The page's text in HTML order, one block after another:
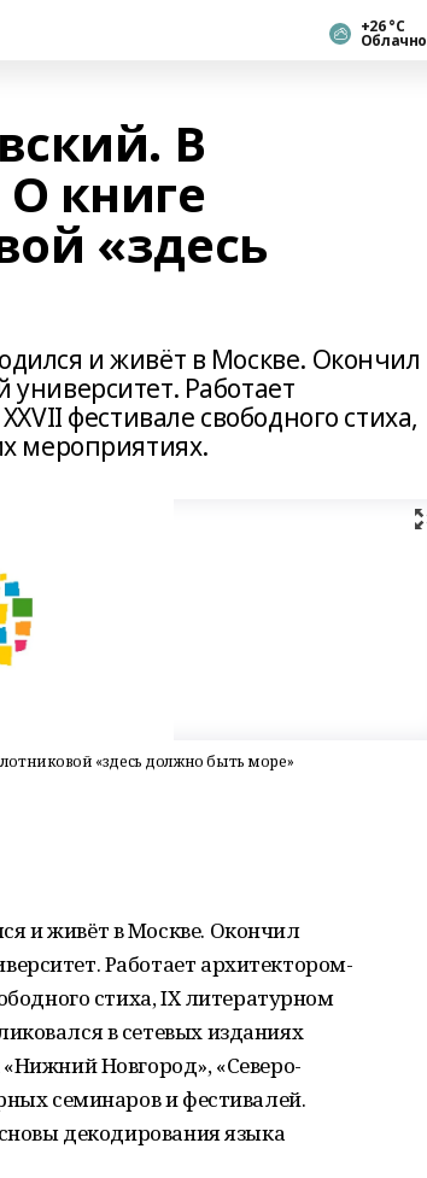
+26 °С
Облачно
В
книге
«здесь
и живёт в Москве. Окончил
Работает
фестивале свободного стиха,
мероприятиях.
«здесь должно быть море»
и живёт в Москве. Окончил
Работает архитектором-
стиха, IX литературном
в сетевых изданиях
Новгород», «Северо-
семинаров и фестивалей.
декодирования языка